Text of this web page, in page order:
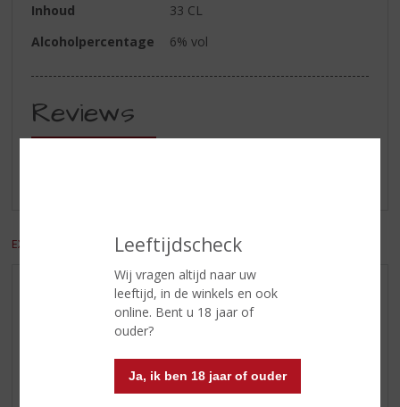
Leeftijdscheck
Wij vragen altijd naar uw
leeftijd, in de winkels en ook
online. Bent u 18 jaar of
ouder?
Ja, ik ben 18 jaar of ouder
Inhoud
33 CL
Alcoholpercentage
6% vol
Reviews
EXCL. BTW INCL. BTW
AANBIEDINGEN
WIJN VAN DE MAAND
RUM VAN DE MAAND
BIER VAN DE MAAND